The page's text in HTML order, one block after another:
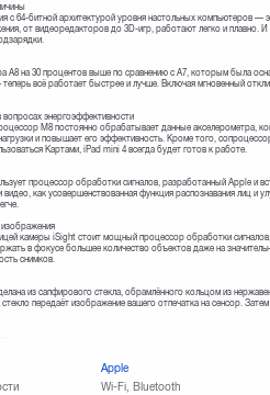
с 64-битной архитектурой уровня настольных компьютеров —
от видеоредакторов до 3D-игр, работают легко и плавно.
A8 на 30 процентов выше по сравнению с A7, которым была
всё работает быстрее и лучше. Включая мгновенный
энергоэффективности
M8 постоянно обрабатывает данные акселерометра,
и повышает его эффективность. Кроме того,
Картами, iPad mini 4 всегда будет готов к работе.
процессор обработки сигналов, разработанный Apple и
как усовершенствованная функция распознавания лиц и
изображения
камеры iSight стоит мощный процессор обработки
в фокусе большее количество объектов даже на
снимков.
из сапфирового стекла, обрамлённого кольцом из
передаёт изображение вашего отпечатка на сенсор.
Apple
Wi-Fi, Bluetooth